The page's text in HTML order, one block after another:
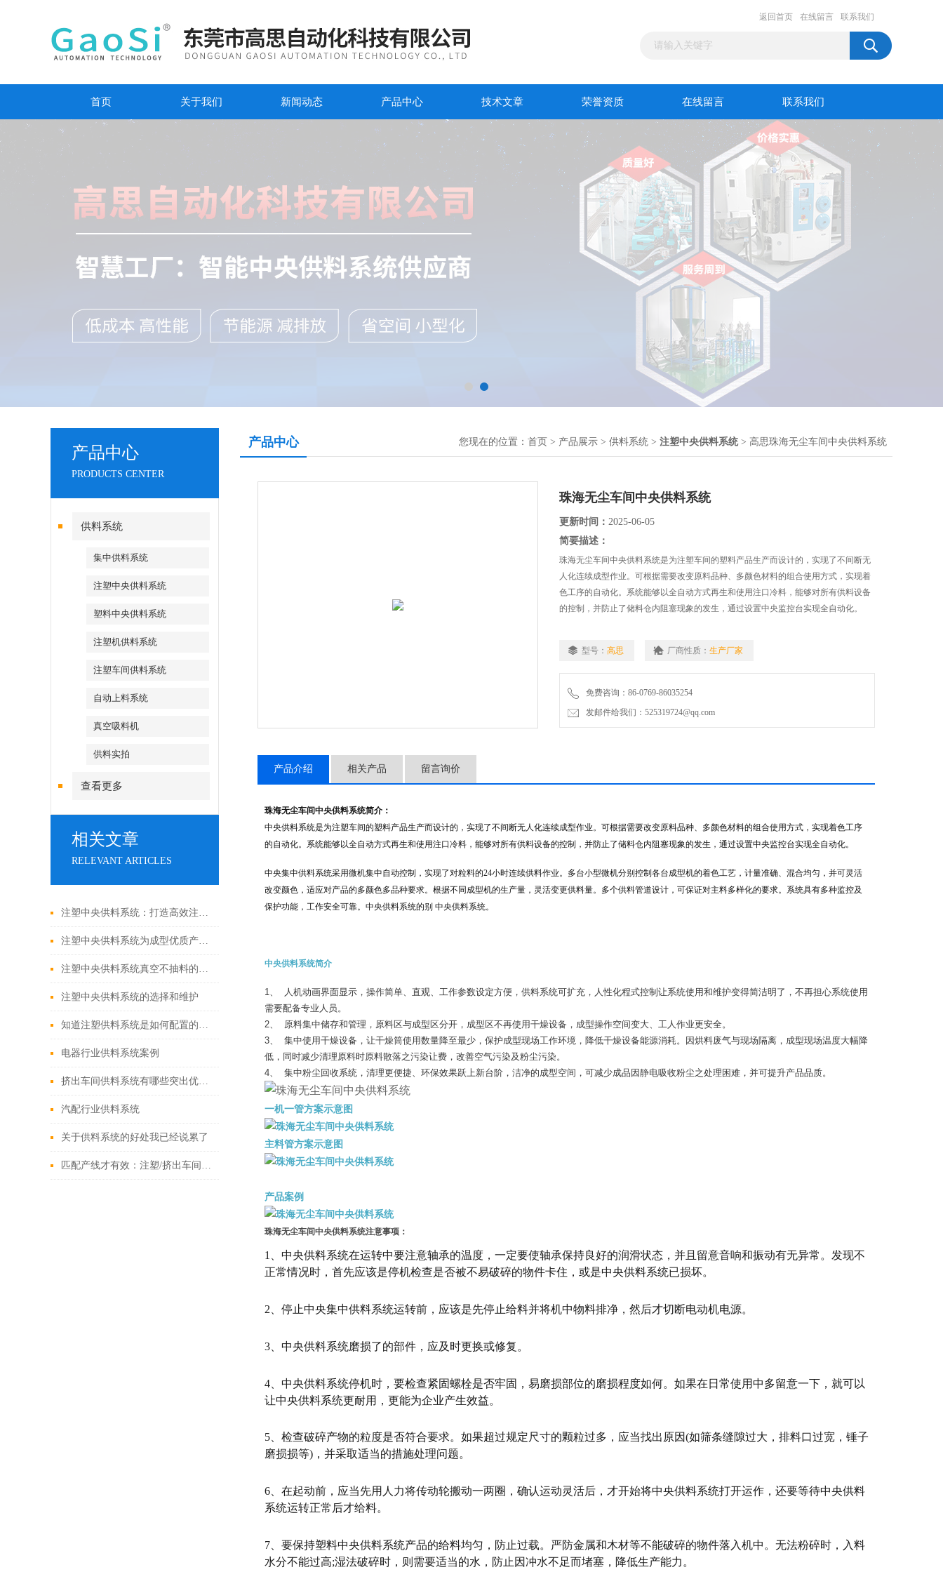
返回首页 在线留言 联系我们
首页 关于我们 新闻动态 产品中心 技术文章 荣誉资质 在线留言 联系我们
产品中心
PRODUCTS CENTER
供料系统
集中供料系统
注塑中央供料系统
塑料中央供料系统
注塑机供料系统
注塑车间供料系统
自动上料系统
真空吸料机
供料实拍
查看更多
相关文章
RELEVANT ARTICLES
注塑中央供料系统：打造高效注塑车间的基石
注塑中央供料系统为成型优质产品奠定基础
注塑中央供料系统真空不抽料的原因分析与解决
注塑中央供料系统的选择和维护
知道注塑供料系统是如何配置的吗？
电器行业供料系统案例
挤出车间供料系统有哪些突出优势?
汽配行业供料系统
关于供料系统的好处我已经说累了
匹配产线才有效：注塑/挤出车间中央供料系统选型策略与工艺校核
产品中心 您现在的位置： 首页 > 产品展示 > 供料系统 > 注塑中央供料系统> 高思珠海无尘车间中央供料系统
珠海无尘车间中央供料系统
更新时间： 2025-06-05
简要描述：
珠海无尘车间中央供料系统是为注塑车间的塑料产品生产而设计的，实现了不间断无
人化连续成型作业。可根据需要改变原料品种、多颜色材料的组合使用方式，实现着
色工序的自动化。系统能够以全自动方式再生和使用注口冷料，能够对所有供料设备
的控制，并防止了储料仓内阻塞现象的发生，通过设置中央监控台实现全自动化。
型号： 高思 厂商性质： 生产厂家
免费咨询：86-0769-86035254
发邮件给我们：525319724@qq.com
产品介绍 相关产品 留言询价
珠海无尘车间中央供料系统简介：
中央供料系统是为注塑车间的塑料产品生产而设计的，实现了不间断无人化连续成型作业。可根据需要改变原料品种、多颜色材料的组合使用方式，实现着色工序
的自动化。系统能够以全自动方式再生和使用注口冷料，能够对所有供料设备的控制，并防止了储料仓内阻塞现象的发生，通过设置中央监控台实现全自动化。
中央集中供料系统采用微机集中自动控制，实现了对粒料的24小时连续供料作业。多台小型微机分别控制各台成型机的着色工艺，计量准确、混合均匀，并可灵活
改变颜色，适应对产品的多颜色多品种要求。根据不同成型机的生产量，灵活变更供料量。多个供料管道设计，可保证对主料多样化的要求。系统具有多种监控及
保护功能，工作安全可靠。中央供料系统的别 中央供料系统。
中央供料系统简介
1、
人机动画界面显示，操作简单、直观、工作参数设定方便，供料系统可扩充，人性化程式控制让系统使用和维护变得简洁明了，不再担心系统使用
需要配备专业人员。
2、
原料集中储存和管理，原料区与成型区分开，成型区不再使用干燥设备，成型操作空间变大、工人作业更安全。
3、
集中使用干燥设备，让干燥筒使用数量降至最少，保护成型现场工作环境，降低干燥设备能源消耗。因烘料废气与现场隔离，成型现场温度大幅降
低，同时减少清理原料时原料散落之污染让费， 改善空气污染及粉尘污染。
4、
集中粉尘回收系统，清理更便捷、环保效果跃上新台阶，洁净的成型空间，可减少成品因静电吸收粉尘之处理困难，并可提升产品品质。
一机一管方案示意图
主料管方案示意图
产品案例
珠海无尘车间中央供料系统注意事项：
1、中央供料系统在运转中要注意轴承的温度，一定要使轴承保持良好的润滑状态，并且留意音响和振动有无异常。发现不
正常情况时，首先应该是停机检查是否被不易破碎的物件卡住，或是中央供料系统已损坏。
2、停止中央集中供料系统运转前，应该是先停止给料并将机中物料排净，然后才切断电动机电源。
3、中央供料系统磨损了的部件，应及时更换或修复。
4、中央供料系统停机时，要检查紧固螺栓是否牢固，易磨损部位的磨损程度如何。如果在日常使用中多留意一下，就可以
让中央供料系统更耐用，更能为企业产生效益。
5、检查破碎产物的粒度是否符合要求。如果超过规定尺寸的颗粒过多，应当找出原因(如筛条缝隙过大，排料口过宽，锤子
磨损损等)，并采取适当的措施处理问题。
6、在起动前，应当先用人力将传动轮搬动一两圈，确认运动灵活后，才开始将中央供料系统打开运作，还要等待中央供料
系统运转正常后才给料。
7、要保持塑料中央供料系统产品的给料均匀，防止过载。严防金属和木材等不能破碎的物件落入机中。无法粉碎时，入料
水分不能过高;湿法破碎时，则需要适当的水，防止因冲水不足而堵塞，降低生产能力。